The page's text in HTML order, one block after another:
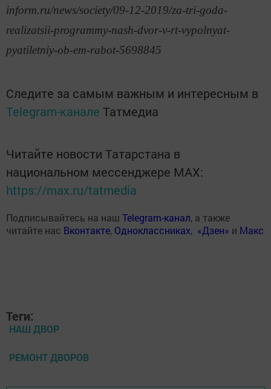
inform.ru/news/society/09-12-2019/za-tri-goda-
realizatsii-programmy-nash-dvor-v-rt-vypolnyat-
pyatiletniy-ob-em-rabot-5698845
Следите за самым важным и интересным в
Telegram-канале Татмедиа
Читайте новости Татарстана в
национальном мессенджере MАХ:
https://max.ru/tatmedia
Подписывайтесь на наш Telegram-канал, а также
читайте нас Вконтакте, Одноклассниках, «Дзен» и Макс
Теги:
НАШ ДВОР
РЕМОНТ ДВОРОВ